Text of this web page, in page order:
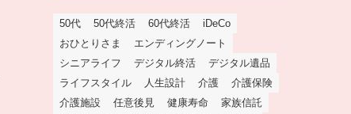
50代 50代終活 60代終活
iDeCo
おひとりさま
エンディングノート
シニアライフ
デジタル終活
デジタル遺品
ライフスタイル
人生設計 介護
介護保険
介護施設
任意後見 健康寿命
家族信託